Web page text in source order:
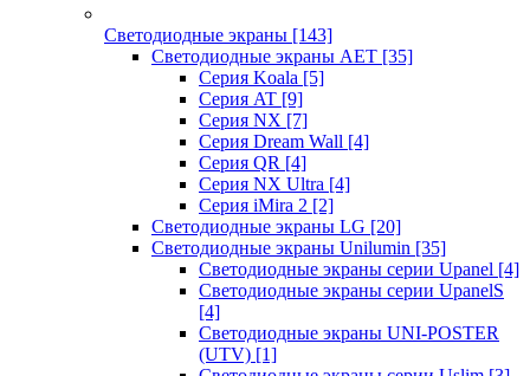
Светодиодные экраны [143]
Светодиодные экраны AET [35]
Cерия Koala [5]
Серия AT [9]
Серия NX [7]
Серия Dream Wall [4]
Серия QR [4]
Серия NX Ultra [4]
Серия iMira 2 [2]
Светодиодные экраны LG [20]
Светодиодные экраны Unilumin [35]
Светодиодные экраны серии Upanel [4]
Светодиодные экраны серии UpanelS
[4]
Светодиодные экраны UNI-POSTER
(UTV) [1]